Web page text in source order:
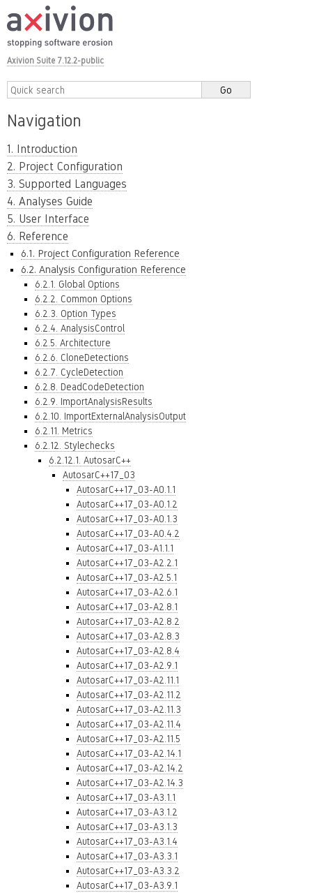
Axivion Suite 7.12.2-public
Navigation
1. Introduction
2. Project Configuration
3. Supported Languages
4. Analyses Guide
5. User Interface
6. Reference
6.1. Project Configuration Reference
6.2. Analysis Configuration Reference
6.2.1. Global Options
6.2.2. Common Options
6.2.3. Option Types
6.2.4. AnalysisControl
6.2.5. Architecture
6.2.6. CloneDetections
6.2.7. CycleDetection
6.2.8. DeadCodeDetection
6.2.9. ImportAnalysisResults
6.2.10. ImportExternalAnalysisOutput
6.2.11. Metrics
6.2.12. Stylechecks
6.2.12.1. AutosarC++
AutosarC++17_03
AutosarC++17_03-A0.1.1
AutosarC++17_03-A0.1.2
AutosarC++17_03-A0.1.3
AutosarC++17_03-A0.4.2
AutosarC++17_03-A1.1.1
AutosarC++17_03-A2.2.1
AutosarC++17_03-A2.5.1
AutosarC++17_03-A2.6.1
AutosarC++17_03-A2.8.1
AutosarC++17_03-A2.8.2
AutosarC++17_03-A2.8.3
AutosarC++17_03-A2.8.4
AutosarC++17_03-A2.9.1
AutosarC++17_03-A2.11.1
AutosarC++17_03-A2.11.2
AutosarC++17_03-A2.11.3
AutosarC++17_03-A2.11.4
AutosarC++17_03-A2.11.5
AutosarC++17_03-A2.14.1
AutosarC++17_03-A2.14.2
AutosarC++17_03-A2.14.3
AutosarC++17_03-A3.1.1
AutosarC++17_03-A3.1.2
AutosarC++17_03-A3.1.3
AutosarC++17_03-A3.1.4
AutosarC++17_03-A3.3.1
AutosarC++17_03-A3.3.2
AutosarC++17_03-A3.9.1